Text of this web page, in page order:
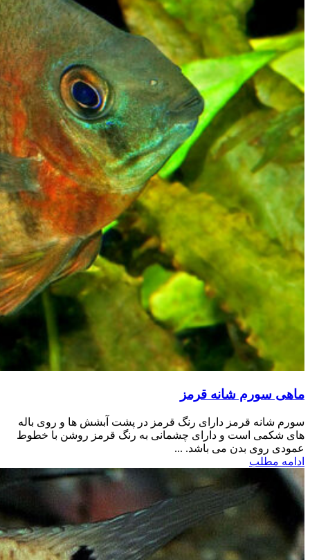
ماهی سورم شانه قرمز
سورم شانه قرمز دارای رنگ قرمز در پشت آبشش ها و روی باله
های شکمی است و دارای چشمانی به رنگ قرمز روشن با خطوط
عمودی روی بدن می باشد. ...
ادامه مطلب